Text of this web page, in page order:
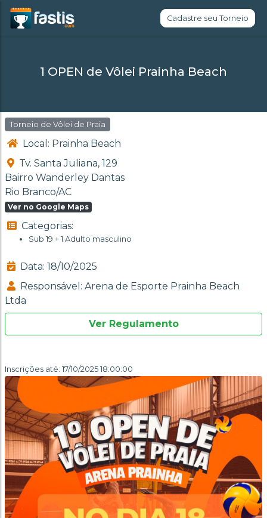
Cadastre seu Torneio
1 OPEN de Vôlei Prainha Beach
Torneio de Vôlei de Praia
Local: Prainha Beach
Tv. Santa Juliana, 129
Bairro Wanderley Dantas
Rio Branco/AC
Ver no Google Maps
Categorias:
Sub 19 + 1 Adulto masculino
Data: 18/10/2025
Responsável: Arena de Esporte Prainha Beach
Ltda
Ver Regulamento
Inscrições até: 17/10/2025 18:00:00